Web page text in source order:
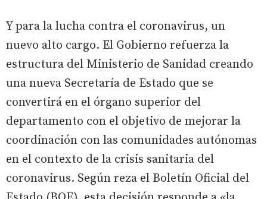
Y para la lucha contra el coronavirus, un
nuevo alto cargo. El Gobierno refuerza la
estructura del Ministerio de Sanidad creando
una nueva Secretaría de Estado que se
convertirá en el órgano superior del
departamento con el objetivo de mejorar la
coordinación con las comunidades autónomas
en el contexto de la crisis sanitaria del
coronavirus. Según reza el Boletín Oficial del